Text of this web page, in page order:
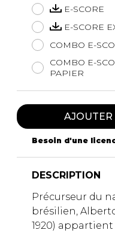
E-SCORE
E-SCORE
COMBO E-
COMBO E-
PAPIER
AJOUTER
Besoin d'une
DESCRIPTION
Précurseur du
brésilien,
1920)